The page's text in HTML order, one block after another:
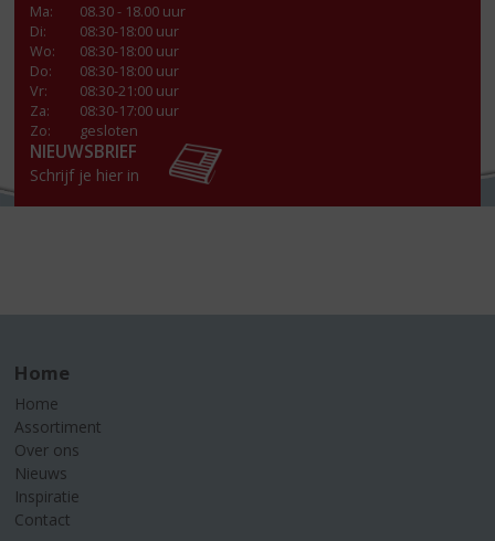
Ma:
08.30 - 18.00 uur
Di:
08:30-18:00 uur
Wo:
08:30-18:00 uur
Do:
08:30-18:00 uur
Vr:
08:30-21:00 uur
Za:
08:30-17:00 uur
Zo:
gesloten
NIEUWSBRIEF
Schrijf je hier in
Home
Home
Assortiment
Over ons
Nieuws
Inspiratie
Contact